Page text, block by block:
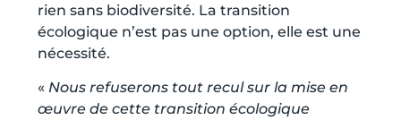
rien sans biodiversité. La transition
écologique n’est pas une option, elle est une
nécessité.
« Nous refuserons tout recul sur la mise en
œuvre de cette transition écologique